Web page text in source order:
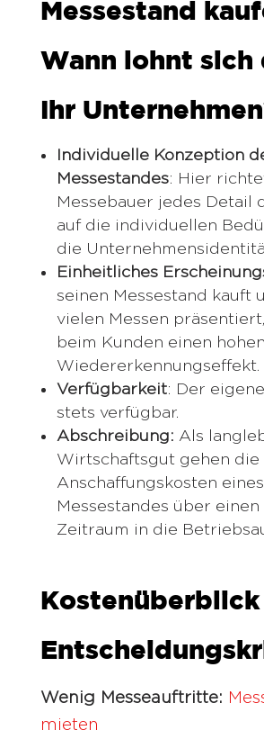
Messestand
Wann lohnt sich
Ihr
Individuelle Konzeption
Messestandes: Hier
Messebauer jedes Detail
auf die individuellen
die
Einheitliches
seinen Messestand kauft
vielen Messen
beim Kunden einen hohen
Wiedererkennungseffekt.
Verfügbarkeit: Der
stets verfügbar.
Abschreibung: Als
Wirtschaftsgut gehen die
Anschaffungskosten eines
Messestandes über
Zeitraum in die
Kostenüberblick
Wenig Messeauftritte:
mieten